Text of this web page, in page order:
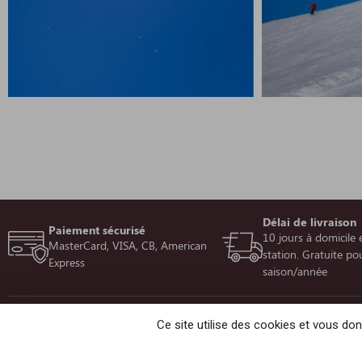
Paiement sécurisé
MasterCard, VISA, CB, American
Express
Délai de livraison
10 jours à domicile
station. Gratuite
saison/année
INFORMATIONS, SUPPORTCe site utilise des cookies et vous